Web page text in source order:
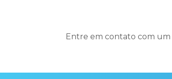
Entre em contato com um